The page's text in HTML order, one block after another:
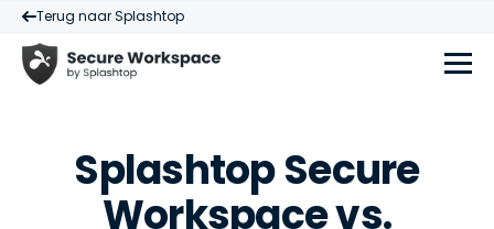
Terug naar Splashtop
Splashtop Secure
Workspace vs.